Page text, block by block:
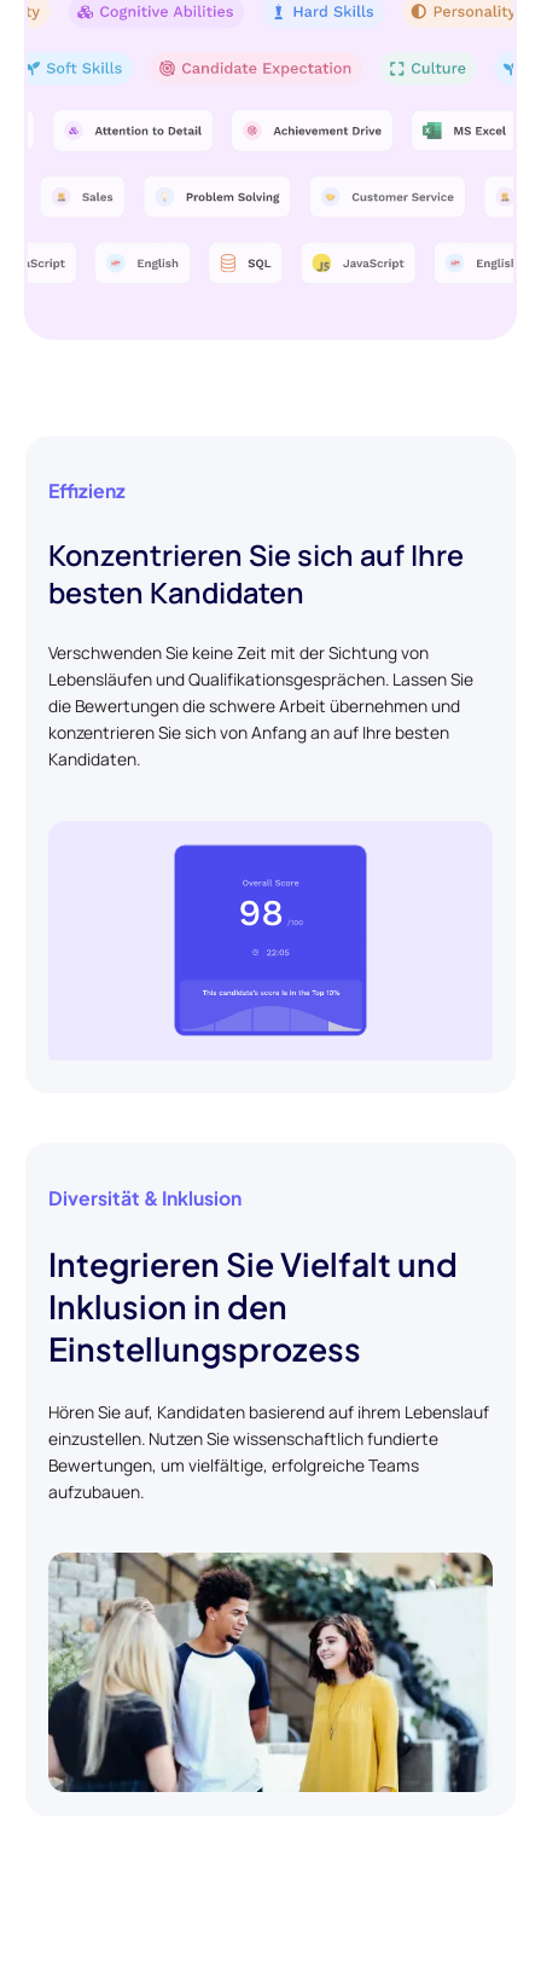
Effizienz
Konzentrieren Sie sich auf Ihre
besten Kandidaten
Verschwenden Sie keine Zeit mit der Sichtung von
Lebensläufen und Qualifikationsgesprächen. Lassen Sie
die Bewertungen die schwere Arbeit übernehmen und
konzentrieren Sie sich von Anfang an auf Ihre besten
Kandidaten.
Diversität & Inklusion
Integrieren Sie Vielfalt und
Inklusion in den
Einstellungsprozess
Hören Sie auf, Kandidaten basierend auf ihrem Lebenslauf
einzustellen. Nutzen Sie wissenschaftlich fundierte
Bewertungen, um vielfältige, erfolgreiche Teams
aufzubauen.